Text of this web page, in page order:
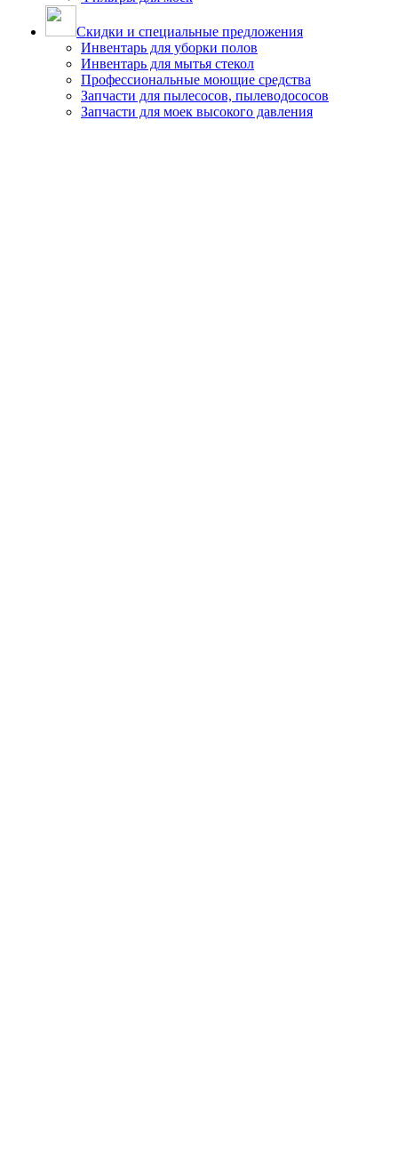
Скидки и специальные предложения
Инвентарь для уборки полов
Инвентарь для мытья стекол
Профессиональные моющие средства
Запчасти для пылесосов, пылеводососов
Запчасти для моек высокого давления